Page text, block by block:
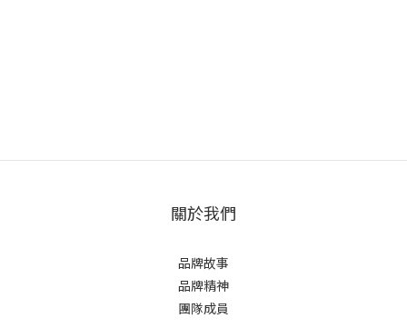
關於我們
品牌故事
品牌精神
團隊成員